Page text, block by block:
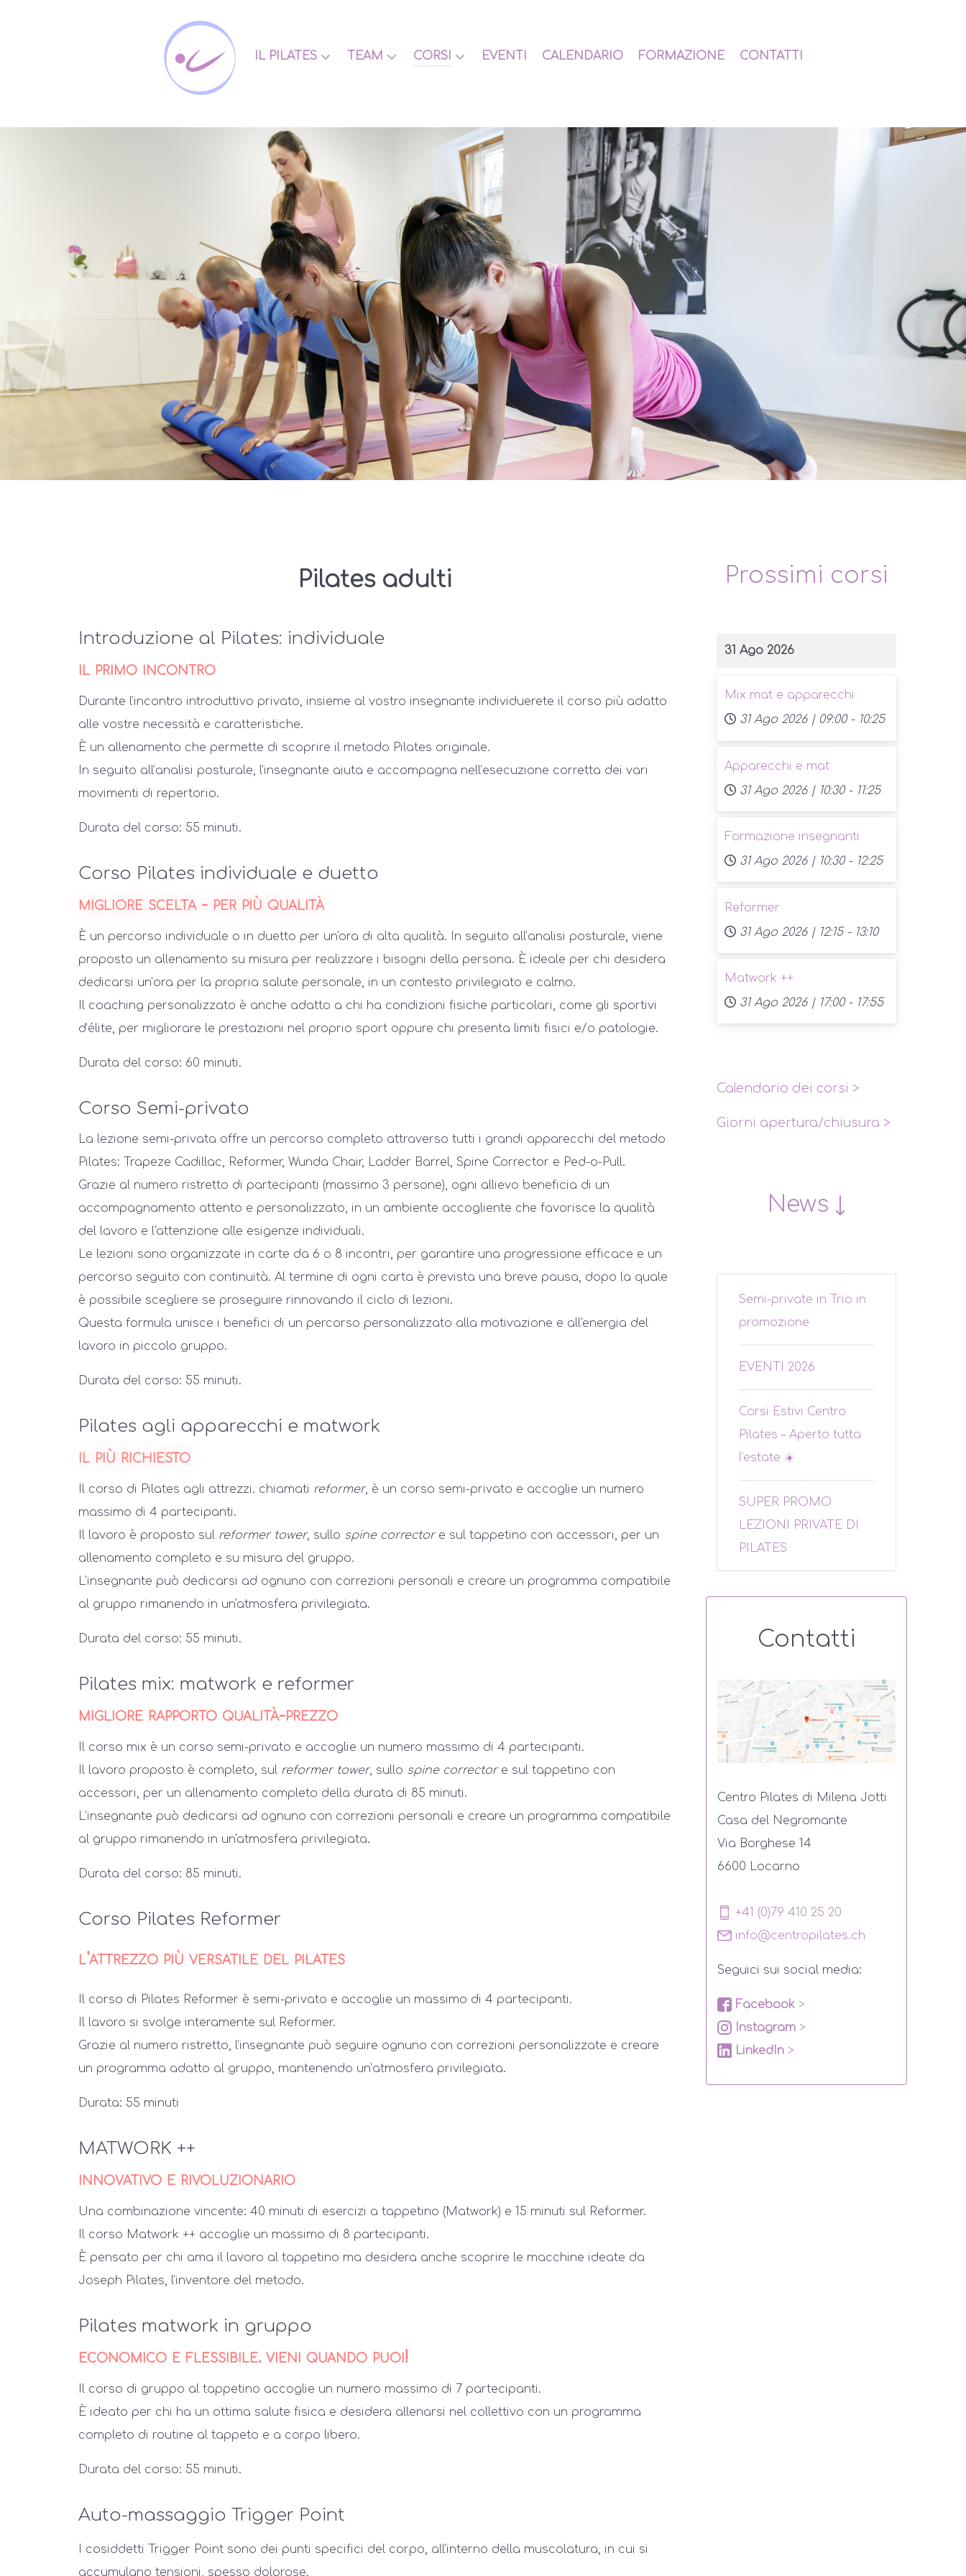
IL PILATES TEAM CORSI EVENTI CALENDARIO FORMAZIONE CONTATTI
Pilates adulti
Introduzione al Pilates: individuale
il primo incontro
Durante l’incontro introduttivo privato, insieme al vostro insegnante individuerete il corso più adatto
alle vostre necessità e caratteristiche.
È un allenamento che permette di scoprire il metodo Pilates originale.
In seguito all’analisi posturale, l’insegnante aiuta e accompagna nell’esecuzione corretta dei vari
movimenti di repertorio.
Durata del corso: 55 minuti.
Corso Pilates individuale e duetto
migliore scelta - per più qualità
È un percorso individuale o in duetto per un'ora di alta qualità. In seguito all’analisi posturale, viene
proposto un allenamento su misura per realizzare i bisogni della persona. È ideale per chi desidera
dedicarsi un’ora per la propria salute personale, in un contesto privilegiato e calmo.
Il coaching personalizzato è anche adatto a chi ha condizioni fisiche particolari, come gli sportivi
d’élite, per migliorare le prestazioni nel proprio sport oppure chi presenta limiti fisici e/o patologie.
Durata del corso: 60 minuti.
Corso Semi-privato
La lezione semi-privata offre un percorso completo attraverso tutti i grandi apparecchi del metodo
Pilates: Trapeze Cadillac, Reformer, Wunda Chair, Ladder Barrel, Spine Corrector e Ped-o-Pull.
Grazie al numero ristretto di partecipanti (massimo 3 persone), ogni allievo beneficia di un
accompagnamento attento e personalizzato, in un ambiente accogliente che favorisce la qualità
del lavoro e l'attenzione alle esigenze individuali.
Le lezioni sono organizzate in carte da 6 o 8 incontri, per garantire una progressione efficace e un
percorso seguito con continuità. Al termine di ogni carta è prevista una breve pausa, dopo la quale
è possibile scegliere se proseguire rinnovando il ciclo di lezioni.
Questa formula unisce i benefici di un percorso personalizzato alla motivazione e all'energia del
lavoro in piccolo gruppo.
Durata del corso: 55 minuti.
Pilates agli apparecchi e matwork
il più richiesto
Il corso di Pilates agli attrezzi. chiamati reformer, è un corso semi-privato e accoglie un numero
massimo di 4 partecipanti.
Il lavoro è proposto sul reformer tower, sullo spine correctore sul tappetino con accessori, per un
allenamento completo e su misura del gruppo.
L’insegnante può dedicarsi ad ognuno con correzioni personali e creare un programma compatibile
al gruppo rimanendo in un'atmosfera privilegiata.
Durata del corso: 55 minuti.
Pilates mix: matwork e reformer
migliore rapporto qualità-prezzo
Il corso mix è un corso semi-privato e accoglie un numero massimo di 4 partecipanti.
Il lavoro proposto è completo, sul reformer tower, sullo spine correctore sul tappetino con
accessori, per un allenamento completo della durata di 85 minuti.
L’insegnante può dedicarsi ad ognuno con correzioni personali e creare un programma compatibile
al gruppo rimanendo in un'atmosfera privilegiata.
Durata del corso: 85 minuti.
Corso Pilates Reformer
l'attrezzo più versatile del pilates
Il corso di Pilates Reformer è semi-privato e accoglie un massimo di 4 partecipanti.
Il lavoro si svolge interamente sul Reformer.
Grazie al numero ristretto, l’insegnante può seguire ognuno con correzioni personalizzate e creare
un programma adatto al gruppo, mantenendo un’atmosfera privilegiata.
Durata: 55 minuti
MATWORK ++
innovativo e rivoluzionario
Una combinazione vincente: 40 minuti di esercizi a tappetino (Matwork) e 15 minuti sul Reformer.
Il corso Matwork ++ accoglie un massimo di 8 partecipanti.
È pensato per chi ama il lavoro al tappetino ma desidera anche scoprire le macchine ideate da
Joseph Pilates, l’inventore del metodo.
Pilates matwork in gruppo
economico e flessibile. vieni quando puoi!
Il corso di gruppo al tappetino accoglie un numero massimo di 7 partecipanti.
È ideato per chi ha un ottima salute fisica e desidera allenarsi nel collettivo con un programma
completo di routine al tappeto e a corpo libero.
Durata del corso: 55 minuti.
Auto-massaggio Trigger Point
I cosiddetti Trigger Point sono dei punti specifici del corpo, all’interno della muscolatura, in cui si
accumulano tensioni, spesso dolorose.
Prossimi corsi
31 Ago 2026
Mix mat e apparecchi
31 Ago 2026 | 09:00 - 10:25
Apparecchi e mat
31 Ago 2026 | 10:30 - 11:25
Formazione insegnanti
31 Ago 2026 | 10:30 - 12:25
Reformer
31 Ago 2026 | 12:15 - 13:10
Matwork ++
31 Ago 2026 | 17:00 - 17:55
Calendario dei corsi >
Giorni apertura/chiusura >
News ↓
Semi-private in Trio in
promozione
EVENTI 2026
Corsi Estivi Centro
Pilates – Aperto tutta
l’estate ☀️
SUPER PROMO
LEZIONI PRIVATE DI
PILATES
Contatti
Centro Pilates di Milena Jotti
Casa del Negromante
Via Borghese 14
6600 Locarno
+41 (0)79 410 25 20
info@centropilates.ch
Seguici sui social media:
Facebook >
Instagram >
LinkedIn >